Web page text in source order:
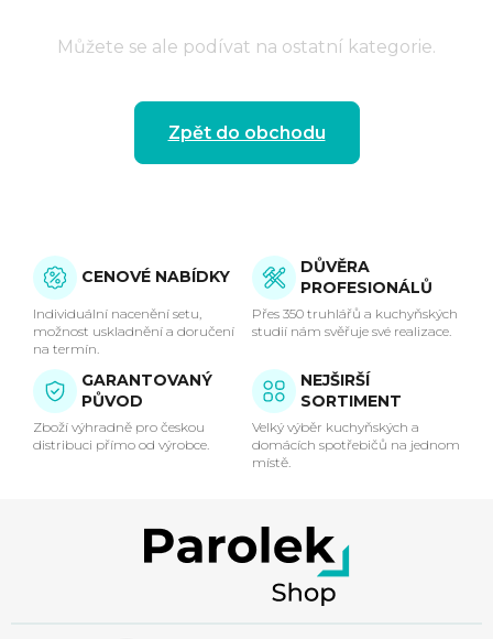
Můžete se ale podívat na ostatní kategorie.
Zpět do obchodu
CENOVÉ NABÍDKY
Individuální nacenění setu,
možnost uskladnění a doručení
na termín.
DŮVĚRA
PROFESIONÁLŮ
Přes 350 truhlářů a kuchyňských
studií nám svěřuje své realizace.
GARANTOVANÝ
PŮVOD
Zboží výhradně pro českou
distribuci přímo od výrobce.
NEJŠIRŠÍ
SORTIMENT
Velký výběr kuchyňských a
domácích spotřebičů na jednom
místě.